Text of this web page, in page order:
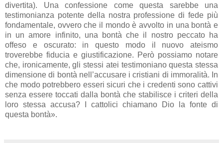
divertita). Una confessione come questa sarebbe una
testimonianza potente della nostra professione di fede più
fondamentale, ovvero che il mondo è avvolto in una bontà e
in un amore infinito, una bontà che il nostro peccato ha
offeso e oscurato: in questo modo il nuovo ateismo
troverebbe fiducia e giustificazione. Però possiamo notare
che, ironicamente, gli stessi atei testimoniano questa stessa
dimensione di bontà nell’accusare i cristiani di immoralità. In
che modo potrebbero esseri sicuri che i credenti sono cattivi
senza essere toccati dalla bontà che stabilisce i criteri della
loro stessa accusa? I cattolici chiamano Dio la fonte di
questa bontà».